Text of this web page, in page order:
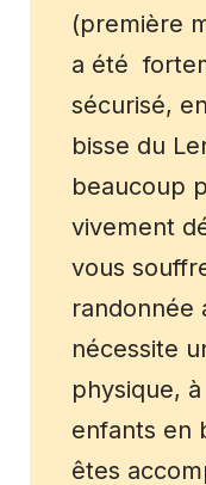
(première
a été
sécurisé,
bisse du
beaucoup
vivement
vous
randonnée
nécessite
physique,
enfants en
êtes